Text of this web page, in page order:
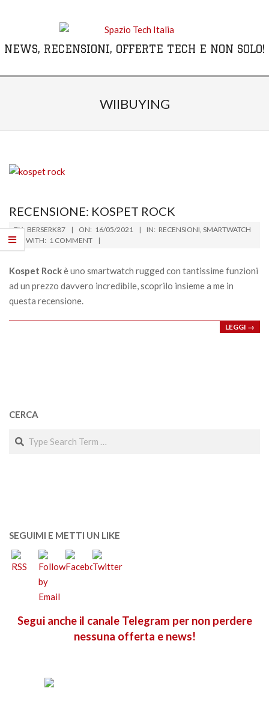
NEWS, RECENSIONI, OFFERTE TECH E NON SOLO!
WIIBUYING
RECENSIONE: KOSPET ROCK
2021-
05-
BY: BERSERK87 ON: 16/05/2021 IN: RECENSIONI SMARTWATCH
WITH: 1 COMMENT
Kospet Rockè uno smartwatch rugged con tantissime funzioni
ad un prezzo davvero incredibile, scoprilo insieme a me in
questa recensione.
LEGGI →
CERCA
Search
SEGUIMI E METTI UN LIKE
Segui anche il canale Telegram per non perdere
nessuna offerta e news!